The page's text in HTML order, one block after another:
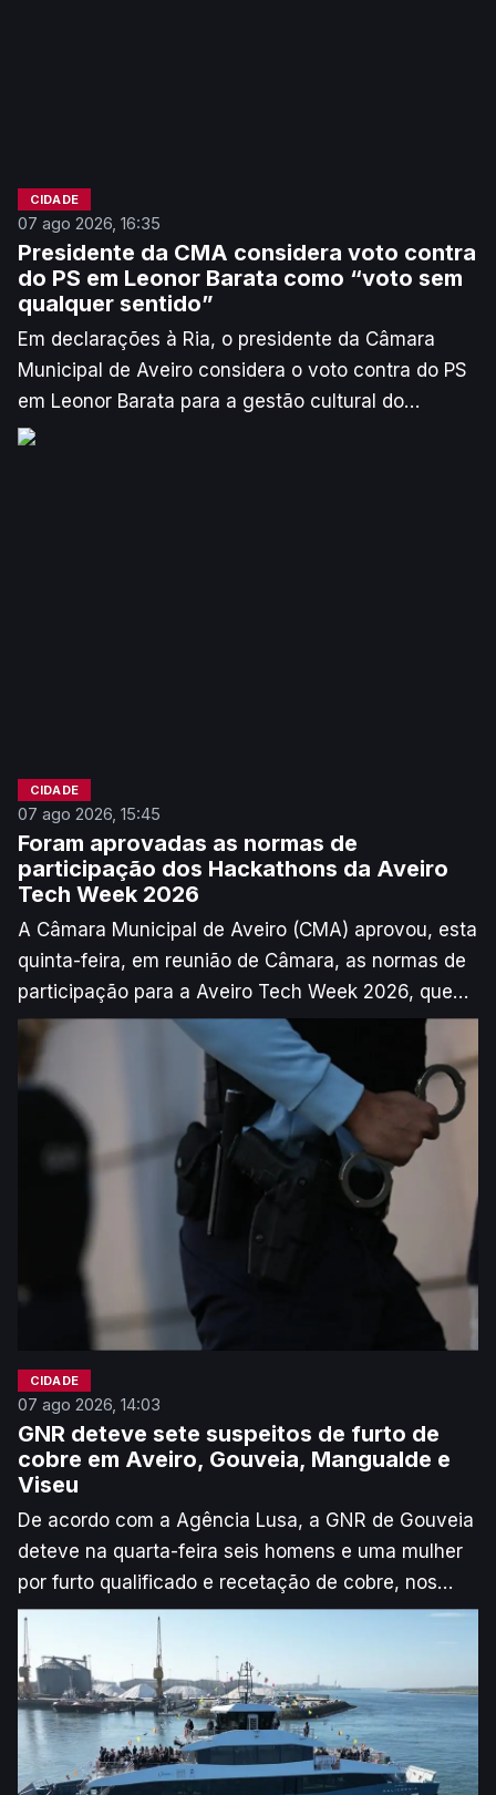
CIDADE
07 ago 2026, 16:35
Presidente da CMA considera voto contra
do PS em Leonor Barata como “voto sem
qualquer sentido”
Em declarações à Ria, o presidente da Câmara
Municipal de Aveiro considera o voto contra do PS
em Leonor Barata para a gestão cultural do
município como uma forma de "capitalizar
CIDADE
07 ago 2026, 15:45
Foram aprovadas as normas de
participação dos Hackathons da Aveiro
Tech Week 2026
A Câmara Municipal de Aveiro (CMA) aprovou, esta
quinta-feira, em reunião de Câmara, as normas de
participação para a Aveiro Tech Week 2026, que
decorre de 16 a 22 de novembro.
CIDADE
07 ago 2026, 14:03
GNR deteve sete suspeitos de furto de
cobre em Aveiro, Gouveia, Mangualde e
Viseu
De acordo com a Agência Lusa, a GNR de Gouveia
deteve na quarta-feira seis homens e uma mulher
por furto qualificado e recetação de cobre, nos
concelhos de Gouveia, Mangualde, Viseu e Aveiro,
atividade que terá gerado um lucro estimado
superior a 80 mil euros.